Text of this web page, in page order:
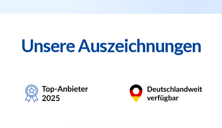
Unsere Auszeichnungen